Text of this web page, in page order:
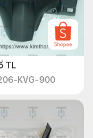
TL
KVG-900